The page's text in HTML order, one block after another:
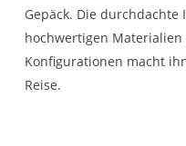
Gepäck. Die
hochwertigen
Konfigurationen macht
Reise.